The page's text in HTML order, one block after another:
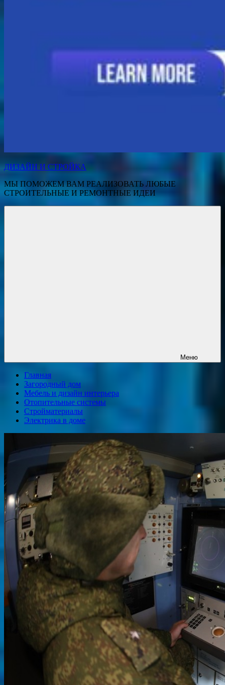
ДИЗАЙН И СТРОЙКА
МЫ ПОМОЖЕМ ВАМ РЕАЛИЗОВАТЬ ЛЮБЫЕ
СТРОИТЕЛЬНЫЕ И РЕМОНТНЫЕ ИДЕИ
Меню
Главная
Загородный дом
Мебель и дизайн интерьера
Отопительные системы
Стройматериалы
Электрика в доме